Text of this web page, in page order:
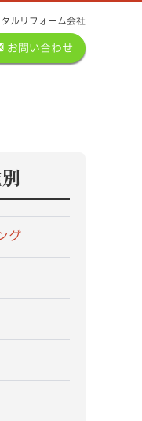
ルリフォーム会社
お問い合わせ
グ